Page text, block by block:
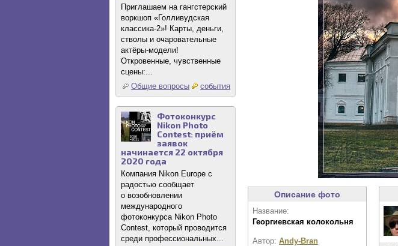
Приглашаем на гангстерский
воркшоп «Голливудская
классика-2»! Карты, деньги,
стволы и очаровательные
актёры-модели!
Откровенные, чувственные
сцены:...
Общие вопросы
события
Фотоконкурс
Nikon Photo
Contest: приём
заявок
начинается 22 октября
2020 года
Компания Nikon Europe с
радостью сообщает
о возобновлении
международного
фотоконкурса Nikon Photo
Contest, который проводится
среди профессиональных...
Описание фото
Название:
Георгиевская колокольня
Автор: Andy-Bran